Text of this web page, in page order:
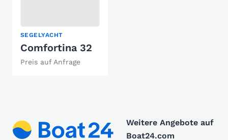
SEGELYACHT
Comfortina 32
Preis auf Anfrage
Weitere Angebote auf
Boat24.com